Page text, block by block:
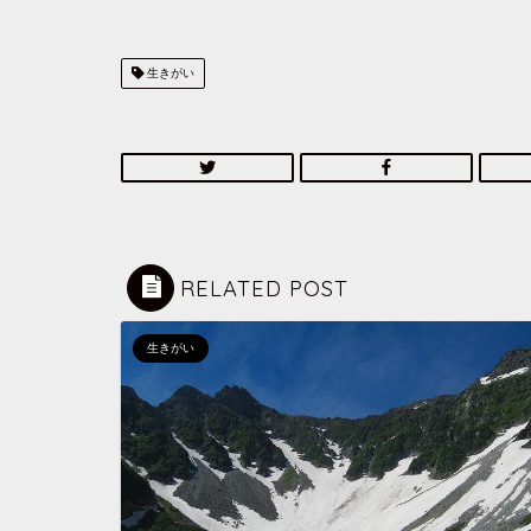
生きがい
RELATED POST
生きがい